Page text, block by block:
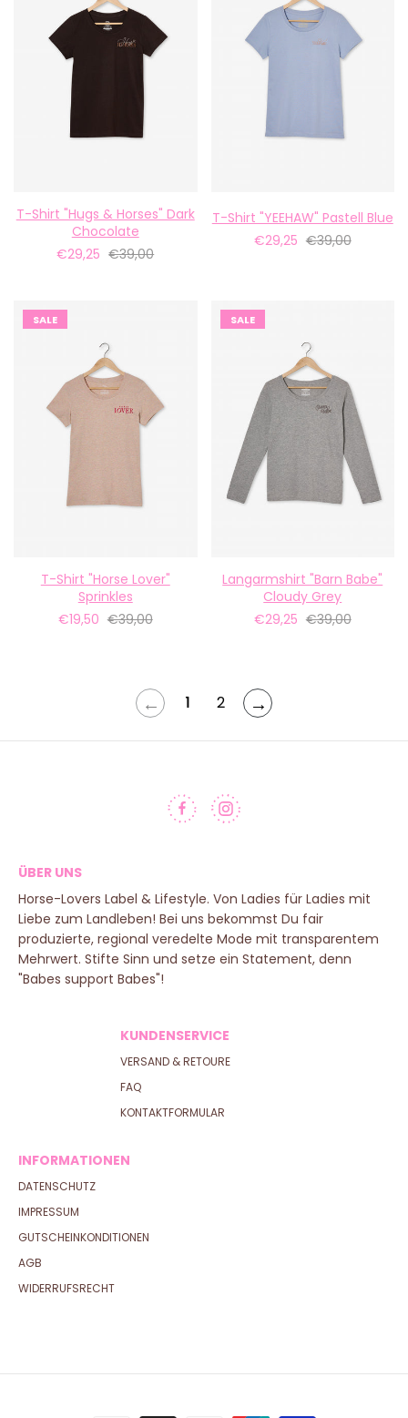
T-Shirt "Hugs & Horses" Dark
Chocolate
€29,25 €39,00
T-Shirt "YEEHAW" Pastell Blue
€29,25 €39,00
SALE
T-Shirt "Horse Lover"
Sprinkles
€19,50 €39,00
SALE
Langarmshirt "Barn Babe"
Cloudy Grey
€29,25 €39,00
← 1 2 →
ÜBER UNS
Horse-Lovers Label & Lifestyle. Von Ladies für Ladies mit
Liebe zum Landleben! Bei uns bekommst Du fair
produzierte, regional veredelte Mode mit transparentem
Mehrwert. Stifte Sinn und setze ein Statement, denn
"Babes support Babes"!
KUNDENSERVICE
VERSAND & RETOURE
FAQ
KONTAKTFORMULAR
INFORMATIONEN
DATENSCHUTZ
IMPRESSUM
GUTSCHEINKONDITIONEN
AGB
WIDERRUFSRECHT